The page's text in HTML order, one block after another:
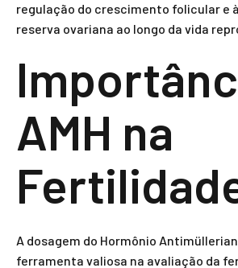
regulação do crescimento folicular e
reserva ovariana ao longo da vida
AMH na
A dosagem do Hormônio
ferramenta valiosa na avaliação da